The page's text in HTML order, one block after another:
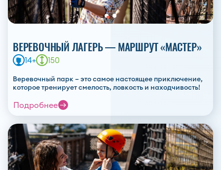
ВЕРЕВОЧНЫЙ ЛАГЕРЬ — МАРШРУТ «МАСТЕР»
14+ 150
Веревочный парк – это самое настоящее приключение,
которое тренирует смелость, ловкость и находчивость!
Подробнее